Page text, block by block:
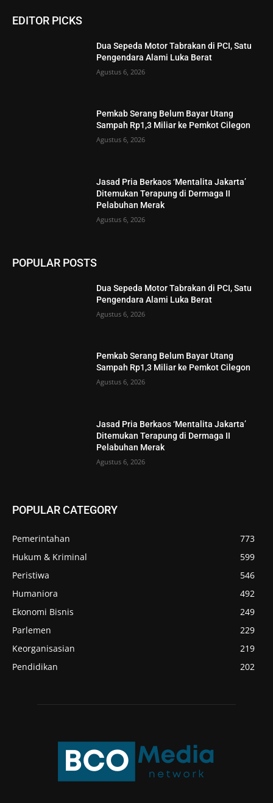
EDITOR PICKS
Dua Sepeda Motor Tabrakan di PCI, Satu
Pengendara Alami Luka Berat
Agustus 6, 2026
Pemkab Serang Belum Bayar Utang
Sampah Rp1,3 Miliar ke Pemkot Cilegon
Agustus 6, 2026
Jasad Pria Berkaos ‘Mentalita Jakarta’
Ditemukan Terapung di Dermaga II
Pelabuhan Merak
Agustus 6, 2026
POPULAR POSTS
Dua Sepeda Motor Tabrakan di PCI, Satu
Pengendara Alami Luka Berat
Agustus 6, 2026
Pemkab Serang Belum Bayar Utang
Sampah Rp1,3 Miliar ke Pemkot Cilegon
Agustus 6, 2026
Jasad Pria Berkaos ‘Mentalita Jakarta’
Ditemukan Terapung di Dermaga II
Pelabuhan Merak
Agustus 6, 2026
POPULAR CATEGORY
Pemerintahan
773
Hukum & Kriminal
599
Peristiwa
546
Humaniora
492
Ekonomi Bisnis
249
Parlemen
229
Keorganisasian
219
Pendidikan
202